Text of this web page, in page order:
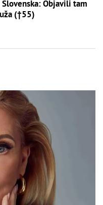
Slovenska: Objavili tam
(†55)